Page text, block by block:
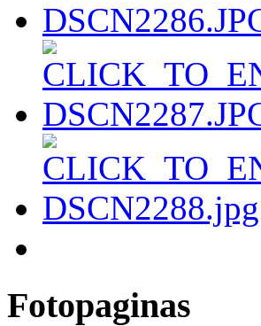
Fotopaginas